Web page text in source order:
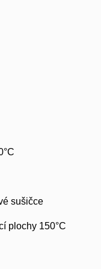
sušičce
plochy 150°C